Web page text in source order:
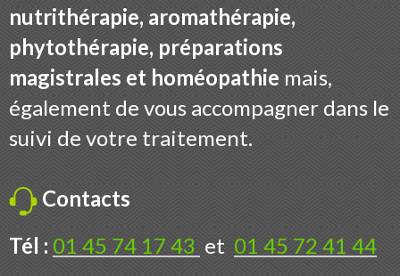
nutrithérapie, aromathérapie,
phytothérapie, préparations
magistrales et homéopathie mais,
également de vous accompagner dans le
suivi de votre traitement.
Contacts
Tél : 01 45 74 17 43 et 01 45 72 41 44